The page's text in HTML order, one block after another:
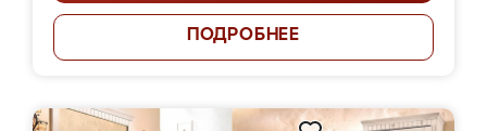
ПОДРОБНЕЕ